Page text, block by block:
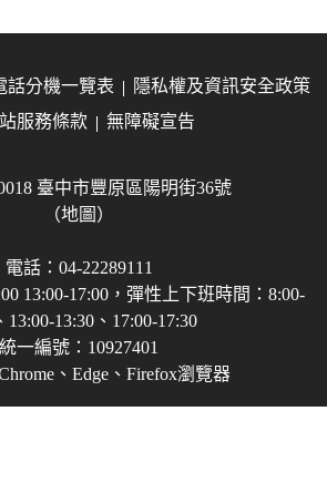
話分機一覽表
隱私權及資訊安全政策
服務條款
無障礙宣告
臺中市豐原區陽明街36號
（地圖）
電話：04-22289111
13:00-17:00，彈性上下班時間：8:00-
13:00-13:30、17:00-17:30
統一編號：10927401
、Edge、Firefox瀏覽器